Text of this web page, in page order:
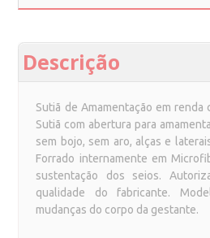
Descrição
Sutiã de Amamentação em renda
Sutiã com abertura para
sem bojo, sem aro, alças e
Forrado internamente em
sustentação dos seios.
qualidade do fabricante.
mudanças do corpo da gestante.